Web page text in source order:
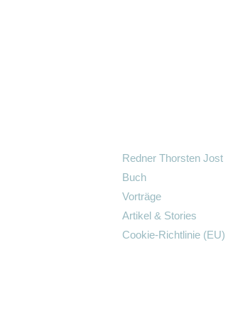
Redner Thorsten Jost
Buch
Vorträge
Artikel & Stories
Cookie-Richtlinie (EU)